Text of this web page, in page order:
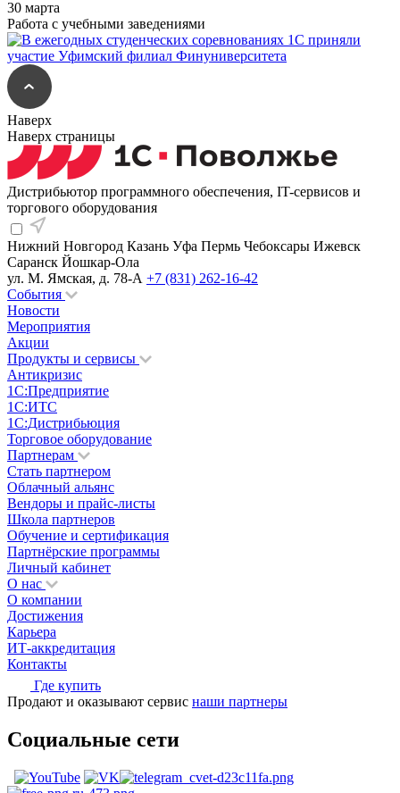
30 марта
Работа с учебными заведениями
Наверх
Наверх страницы
Дистрибьютор программного обеспечения, IT-сервисов и
торгового оборудования
Нижний Новгород Казань Уфа Пермь Чебоксары Ижевск
Саранск Йошкар-Ола
ул. М. Ямская, д. 78-А +7 (831) 262-16-42
События
Новости
Мероприятия
Акции
Продукты и сервисы
Антикризис
1С:Предприятие
1С:ИТС
1С:Дистрибьюция
Торговое оборудование
Партнерам
Стать партнером
Облачный альянс
Вендоры и прайс-листы
Школа партнеров
Обучение и сертификация
Партнёрские программы
Личный кабинет
О нас
О компании
Достижения
Карьера
ИТ-аккредитация
Контакты
Где купить
Продают и оказывают сервис наши партнеры
Социальные сети